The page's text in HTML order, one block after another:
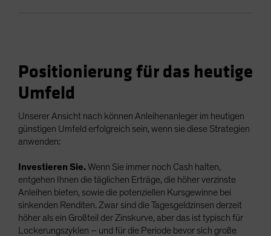
Positionierung für das heutige
Umfeld
Unserer Ansicht nach können Anleihenanleger im heutigen
günstigen Umfeld erfolgreich sein, wenn sie diese Strategien
anwenden:
Investieren Sie.Wenn Sie immer noch Cash halten,
entgehen Ihnen die täglichen Erträge, die höher verzinste
Anleihen bieten, sowie die potenziellen Kursgewinne bei
sinkenden Renditen. Zwar sind die Tagesgeldzinsen derzeit
höher als ein Großteil der Zinskurve, aber das ist typisch für
Lockerungszyklen – und für die Periode bevor sich große